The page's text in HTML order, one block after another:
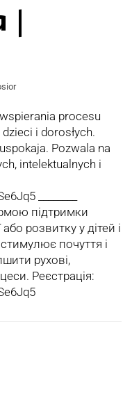
|
procesu
i dorosłych.
Pozwala na
intelektualnych i
________
підтримки
розвитку у дітей і
почуття і
рухові,
Реєстрація: